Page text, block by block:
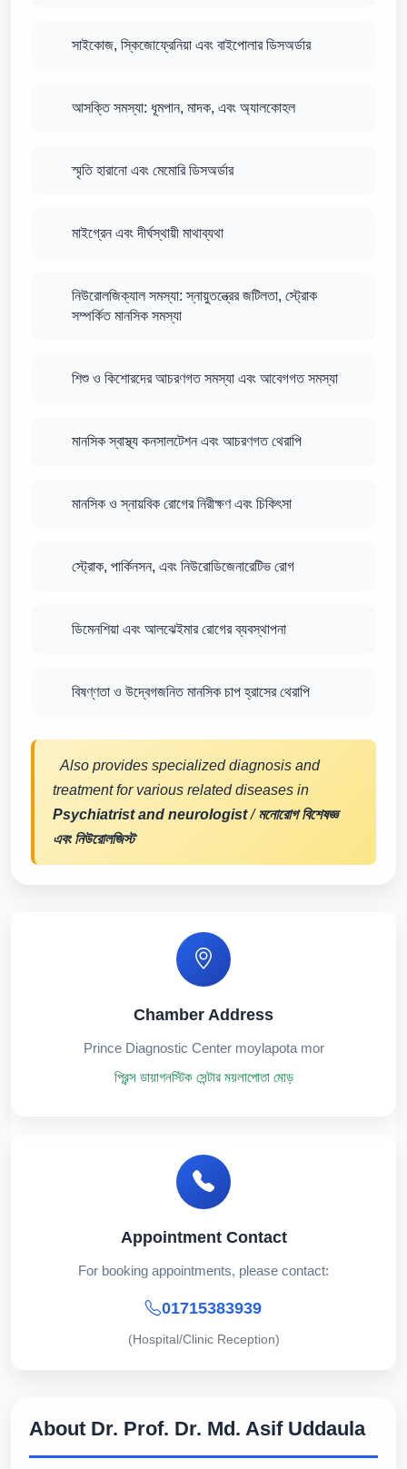
সাইকোজ, স্কিজোফ্রেনিয়া এবং বাইপোলার ডিসঅর্ডার
আসক্তি সমস্যা: ধূমপান, মাদক, এবং অ্যালকোহল
স্মৃতি হারানো এবং মেমোরি ডিসঅর্ডার
মাইগ্রেন এবং দীর্ঘস্থায়ী মাথাব্যথা
নিউরোলজিক্যাল সমস্যা: স্নায়ুতন্ত্রের জটিলতা, স্ট্রোক
সম্পর্কিত মানসিক সমস্যা
শিশু ও কিশোরদের আচরণগত সমস্যা এবং আবেগগত সমস্যা
মানসিক স্বাস্থ্য কনসালটেশন এবং আচরণগত থেরাপি
মানসিক ও স্নায়বিক রোগের নিরীক্ষণ এবং চিকিৎসা
স্ট্রোক, পার্কিনসন, এবং নিউরোডিজেনারেটিভ রোগ
ডিমেনশিয়া এবং আলঝেইমার রোগের ব্যবস্থাপনা
বিষণ্ণতা ও উদ্বেগজনিত মানসিক চাপ হ্রাসের থেরাপি
Also provides specialized diagnosis and
treatment for various related diseases in
Psychiatrist and neurologist/মনোরোগ বিশেষজ্ঞ
এবং নিউরোলজিস্ট
Chamber Address
Prince Diagnostic Center moylapota mor
প্রিন্স ডায়াগনস্টিক সেন্টার ময়লাপোতা মোড়
Appointment Contact
For booking appointments, please contact:
01715383939
(Hospital/Clinic Reception)
About Dr. Prof. Dr. Md. Asif Uddaula